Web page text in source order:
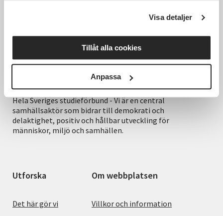
Visa detaljer
Tillåt alla cookies
Anpassa
Hela Sveriges studieförbund - Vi är en central
samhällsaktör som bidrar till demokrati och
delaktighet, positiv och hållbar utveckling för
människor, miljö och samhällen.
Utforska
Det här gör vi
Om webbplatsen
Villkor och information